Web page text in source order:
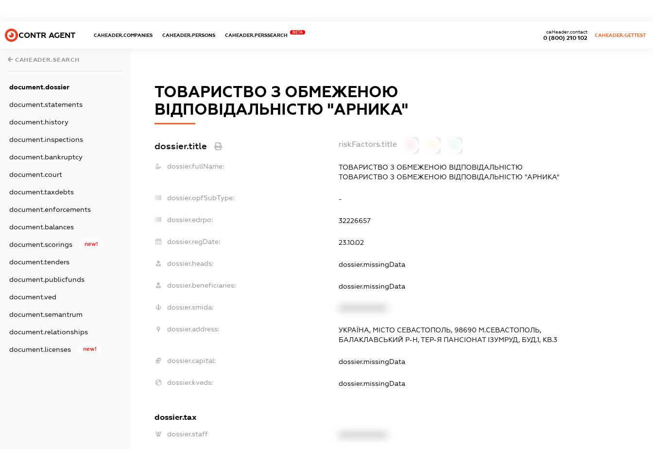
CONTR AGENT CAHEADER.COMPANIES CAHEADER.PERSONS CAHEADER.PERSSEARCH
BETA
0 (800) 210 102
caHeader.contact
CAHEADER.GETTEST
CAHEADER.SEARCH
document.dossier
document.statements
document.history
document.inspections
document.bankruptcy
document.court
document.taxdebts
document.enforcements
document.balances
document.scorings new!
document.tenders
document.publicfunds
document.ved
document.semantrum
document.relationships
document.licenses new!
ТОВАРИСТВО З ОБМЕЖЕНОЮ
ВІДПОВІДАЛЬНІСТЮ "АРНИКА"
dossier.title riskFactors.title
dossier.fullName:
ТОВАРИСТВО З ОБМЕЖЕНОЮ ВІДПОВІДАЛЬНІСТЮ
ТОВАРИСТВО З ОБМЕЖЕНОЮ ВІДПОВІДАЛЬНІСТЮ "АРНИКА"
dossier.opfSubType: -
dossier.edrpo: 32226657
dossier.regDate: 23.10.02
dossier.heads: dossier.missingData
dossier.beneficiaries: dossier.missingData
dossier.smida:
dossier.address:
УКРАЇНА, МІСТО СЕВАСТОПОЛЬ, 98690 М.СЕВАСТОПОЛЬ,
БАЛАКЛАВСЬКИЙ Р-Н, ТЕР-Я ПАНСІОНАТ ІЗУМРУД, БУД.1, КВ.3
dossier.capital: dossier.missingData
dossier.kveds: dossier.missingData
dossier.tax
dossier.staff